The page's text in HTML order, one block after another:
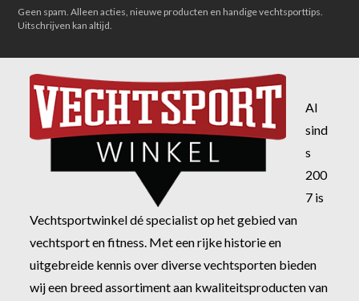
Geen spam. Alleen acties, nieuwe producten en handige vechtsporttips.
Uitschrijven kan altijd.
Al
sind
s
200
7 is
Vechtsportwinkel dé specialist op het gebied van
vechtsport en fitness. Met een rijke historie en
uitgebreide kennis over diverse vechtsporten bieden
wij een breed assortiment aan kwaliteitsproducten van